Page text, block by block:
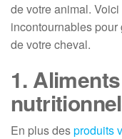
de votre animal.
incontournables
de votre cheval.
1.
En plus desproduits